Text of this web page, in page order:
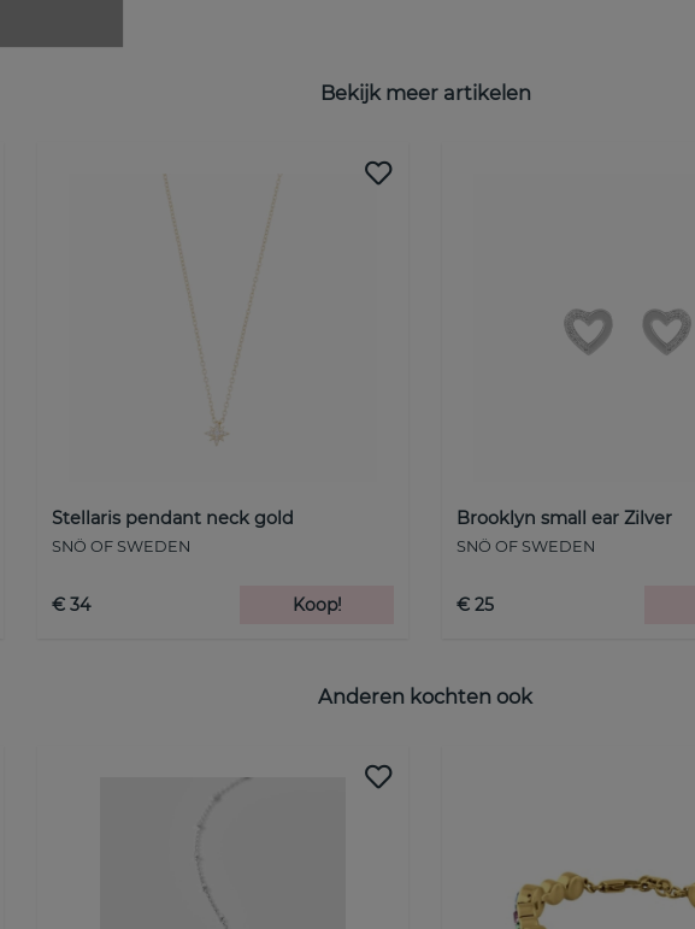
Bekijk meer artikelen
Stellaris pendant neck gold
SNÖ OF SWEDEN
€ 34 Koop!
Brooklyn small ear Zilver
SNÖ OF SWEDEN
€ 25
Anderen kochten ook